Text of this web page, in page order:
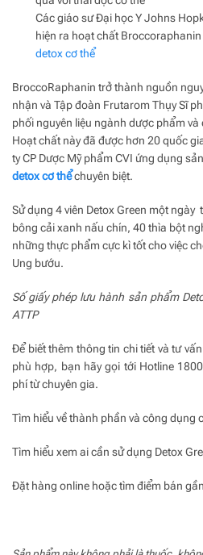
Các giáo sư Đại học Y Johns
hiện ra hoạt chất
detox cơ thể
BroccoRaphanin trở thành nguồn
nhận và Tập đoàn Frutarom Thụy Sĩ
phối nguyên liệu ngành dược phẩm
Hoạt chất này đã được hơn 20 quốc
ty CP Dược Mỹ phẩm CVI ứng dụng
detox cơ thểchuyên biệt.
Sử dụng 4 viên Detox Green một
bông cải xanh nấu chín, 40 thìa bột
những thực phẩm cực kì tốt cho việc
Ung bướu.
Số giấy phép lưu hành sản phẩm
ATTP
Để biết thêm thông tin chi tiết và tư
phù hợp, bạn hãy gọi tới Hotline
phí từ chuyên gia.
Tìm hiểu về thành phần và công dụng
Tìm hiểu xem ai cần sử dụng Detox
Đặt hàng online hoặc tìm điểm bán